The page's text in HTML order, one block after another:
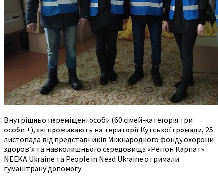
Внутрішньо переміщені особи (60 сімей-категорія три
особи +), які проживають на території Кутської громади, 25
листопада від представників Міжнародного фонду охорони
здоров’я та навколишнього середовища «Регіон Карпат»
NEEKA Ukraine та People in Need Ukraine отримали
гуманітрану допомогу: